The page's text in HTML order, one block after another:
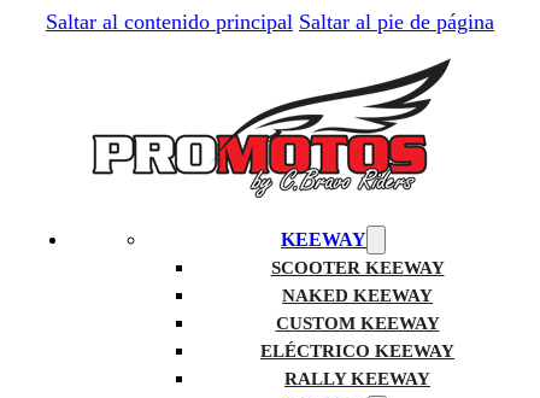
Saltar al contenido principal Saltar al pie de página
KEEWAY
SCOOTER KEEWAY
NAKED KEEWAY
CUSTOM KEEWAY
ELÉCTRICO KEEWAY
RALLY KEEWAY